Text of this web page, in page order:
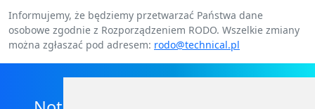
Informujemy, że będziemy przetwarzać Państwa dane
osobowe zgodnie z Rozporządzeniem RODO. Wszelkie zmiany
można zgłaszać pod adresem: rodo@technical.pl